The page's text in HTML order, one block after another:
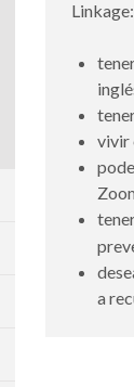
Linkage:
vivir
a